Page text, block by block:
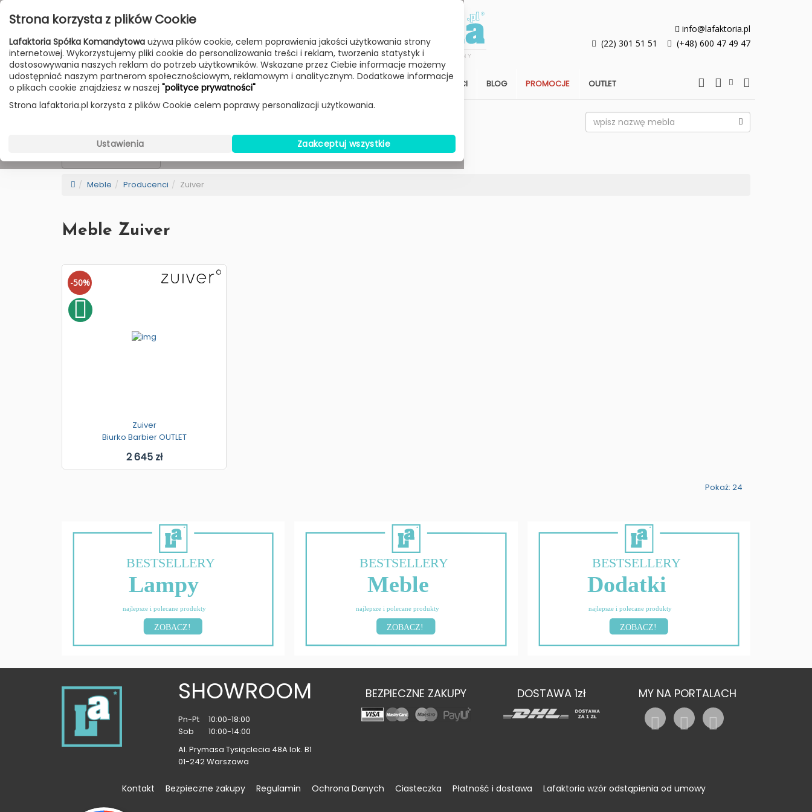
Przejdź do treści
Poniedziałek - Piątek 10:00-18:00
Sobota 10:00-14:00
info@lafaktoria.pl
(22) 301 51 51
(+48) 600 47 49 47
HOME LAMPY MEBLE DODATKI STREFA KLIENTA ARCHITEKCI BLOG PROMOCJE OUTLET
BESTSELLER W MAGAZYNIE
Meble Producenci Zuiver
Meble Zuiver
-50%
Zuiver
Biurko Barbier OUTLET
2 645 zł
Pokaż: 24
BESTSELLERY
Lampy
najlepsze i polecane produkty
ZOBACZ!
BESTSELLERY
Meble
najlepsze i polecane produkty
ZOBACZ!
BESTSELLERY
Dodatki
najlepsze i polecane produkty
ZOBACZ!
SHOWROOM
Pn-Pt
10:00-18:00
Sob
10:00-14:00
Al. Prymasa Tysiąclecia 48A lok. B1
01-242 Warszawa
BEZPIECZNE ZAKUPY DOSTAWA 1zł MY NA PORTALACH
Kontakt Bezpieczne zakupy Regulamin Ochrona Danych Ciasteczka Płatność i dostawa Lafaktoria wzór odstąpienia od umowy
Strona korzysta z plików Cookie
Lafaktoria Spółka Komandytowa używa plików cookie, celem poprawienia jakości użytkowania strony
internetowej. Wykorzystujemy pliki cookie do personalizowania treści i reklam, tworzenia statystyk i
dostosowywania naszych reklam do potrzeb użytkowników. Wskazane przez Ciebie informacje możemy
udostępniać naszym partnerom społecznościowym, reklamowym i analitycznym. Dodatkowe informacje
o plikach cookie znajdziesz w naszej "polityce prywatności"
Strona lafaktoria.pl korzysta z plików Cookie celem poprawy personalizacji użytkowania.
Zaakceptuj wszystkie
Ustawienia